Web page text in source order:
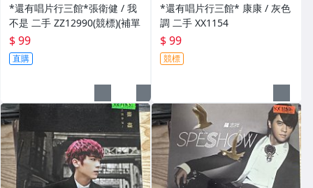
*還有唱片行三館*張衛健 / 我
不是 二手 ZZ12990(競標)(補單
$ 99
直購
*還有唱片行三館* 康康 / 灰色
調 二手 XX1154
$ 99
競標